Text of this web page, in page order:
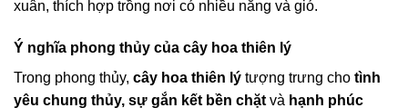
xuân, thích hợp trồng nơi có nhiều nắng và gió.
Ý nghĩa phong thủy của cây hoa thiên lý
Trong phong thủy, cây hoa thiên lý tượng trưng cho tình
yêu chung thủy, sự gắn kết bền chặt và hạnh phúc